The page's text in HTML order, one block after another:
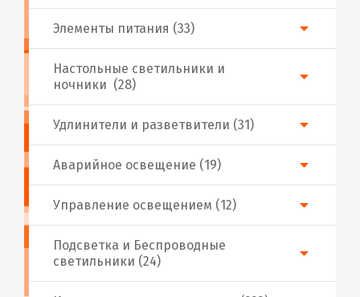
Аварийное освещение (19)
Настольные светильники и
ночники (28)
Подсветка и Беспроводные
светильники (24)
Удлинители и разветвители (31)
Управление освещением (12)
Элементы питания (33)